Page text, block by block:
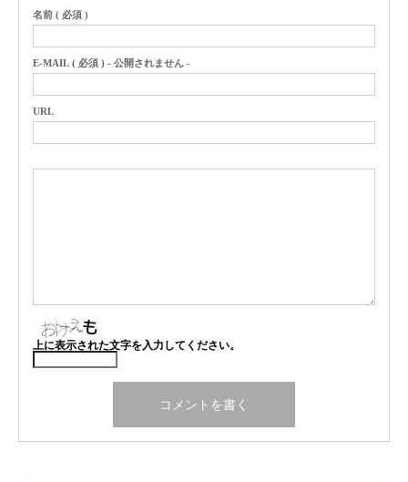
名前 ( 必須 )
E-MAIL ( 必須 ) - 公開されません -
URL
上に表示された文字を入力してください。